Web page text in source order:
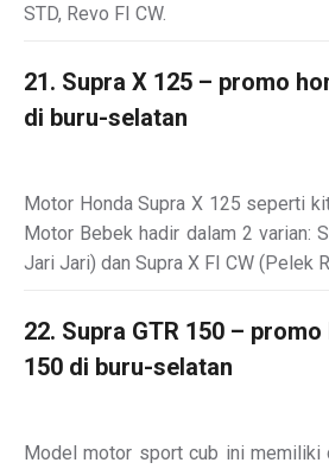
STD, Revo FI CW.
21. Supra X 125 – promo
di buru-selatan
Motor Honda Supra X 125 seperti
Motor Bebek hadir dalam 2 varian:
Jari Jari) dan Supra X FI CW (Pelek
22. Supra GTR 150 –
150 di buru-selatan
Model motor sport cub ini memiliki